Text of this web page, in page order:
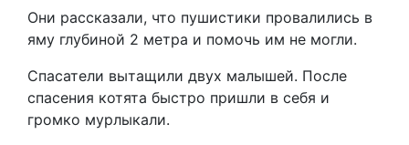
Они рассказали, что пушистики провалились в
яму глубиной 2 метра и помочь им не могли.
Спасатели вытащили двух малышей. После
спасения котята быстро пришли в себя и
громко мурлыкали.